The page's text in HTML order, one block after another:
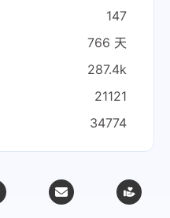
147
766 天
287.4k
21121
34774